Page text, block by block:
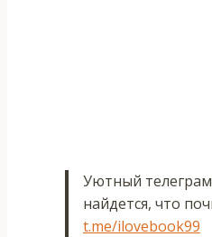
Уютный телеграм
найдется, что
t.me/ilovebook99